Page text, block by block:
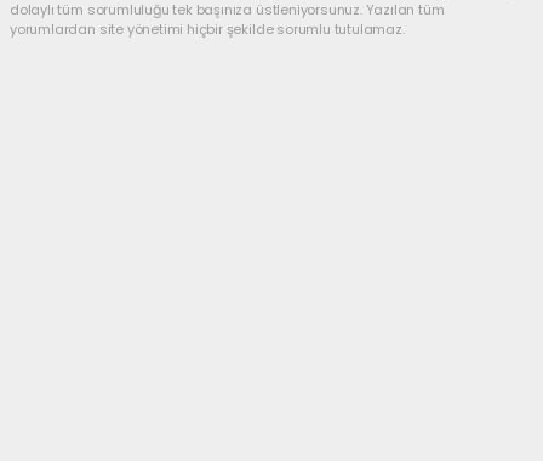
dolaylı tüm sorumluluğu tek başınıza üstleniyorsunuz. Yazılan tüm
yorumlardan site yönetimi hiçbir şekilde sorumlu tutulamaz.